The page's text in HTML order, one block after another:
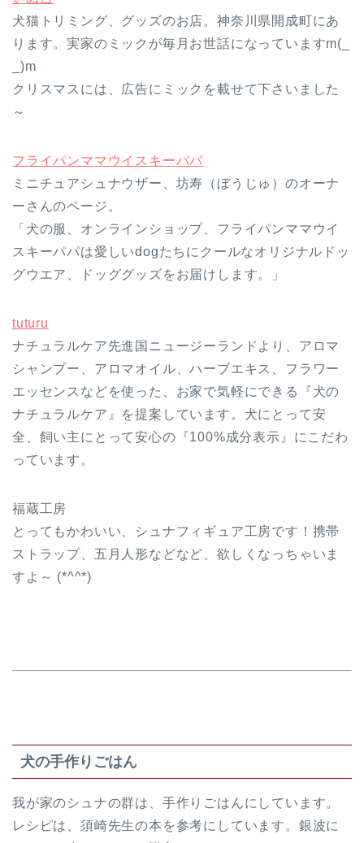
犬猫トリミング、グッズのお店。神奈川県開成町にあ
ります。実家のミックが毎月お世話になっていますm(_
_)m
クリスマスには、広告にミックを載せて下さいました
～
フライパンママウイスキーパパ
ミニチュアシュナウザー、坊寿（ぼうじゅ）のオーナ
ーさんのページ。
「犬の服、オンラインショップ、フライパンママウイ
スキーパパは愛しいdogたちにクールなオリジナルドッ
グウエア、ドッググッズをお届けします。」
tuturu
ナチュラルケア先進国ニュージーランドより、アロマ
シャンプー、アロマオイル、ハーブエキス、フラワー
エッセンスなどを使った、お家で気軽にできる『犬の
ナチュラルケア』を提案しています。犬にとって安
全、飼い主にとって安心の『100%成分表示』にこだわ
っています。
福蔵工房
とってもかわいい、シュナフィギュア工房です！携帯
ストラップ、五月人形などなど、欲しくなっちゃいま
すよ～ (*^^*)
犬の手作りごはん
我が家のシュナの群は、手作りごはんにしています。
レシピは、須崎先生の本を参考にしています。銀波に